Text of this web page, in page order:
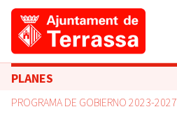
PLANES
PROGRAMA DE GOBIERNO 2023-2027